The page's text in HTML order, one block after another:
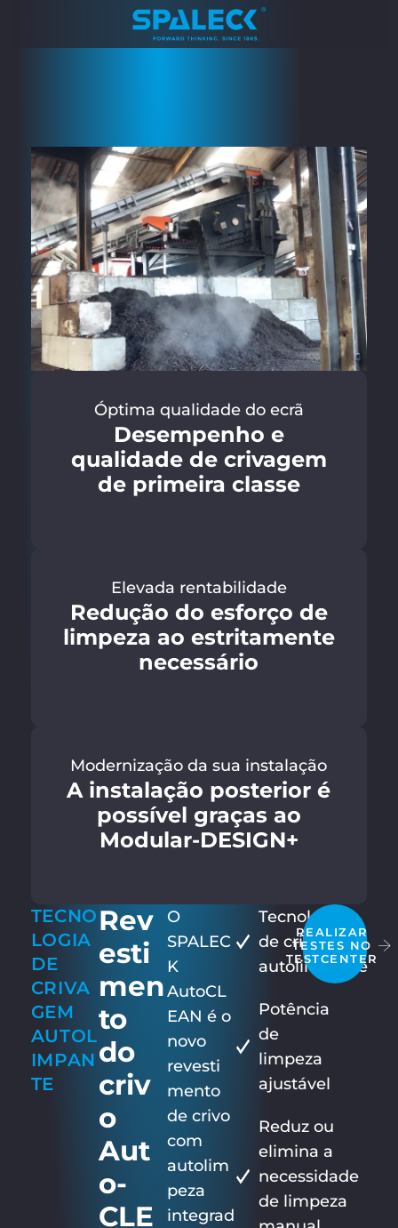
TECNO
LOGIA
DE
CRIVA
GEM
AUTOL
IMPAN
TE
Rev
esti
men
to
do
criv
o
Aut
o-
CLE
O
SPALEC
K
AutoCL
EAN é o
novo
revesti
mento
de crivo
com
autolim
peza
integrad
Tecnologia
de crivagem
autolimpante
Potência
de
limpeza
ajustável
Reduz ou
elimina a
necessidade
de limpeza
REALIZAR
TESTES NO
TESTCENTER
Óptima qualidade do ecrã
Desempenho e
qualidade de crivagem
de primeira classe
Elevada rentabilidade
Redução do esforço de
limpeza ao estritamente
necessário
Modernização da sua instalação
A instalação posterior é
possível graças ao
Modular-DESIGN+